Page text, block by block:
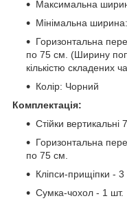
Максимальна
Мінімальна
Горизонтальна
по 75 см. (Ширину
кількістю складених
Колір: Чорний
Комплектація:
Стійки
Горизонтальна
по 75 см.
Кліпси-прищіпки - 3
Сумка-чохол - 1 шт.